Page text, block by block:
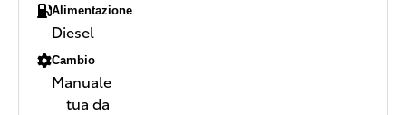
Alimentazione
Diesel
Cambio
Manuale
tua da